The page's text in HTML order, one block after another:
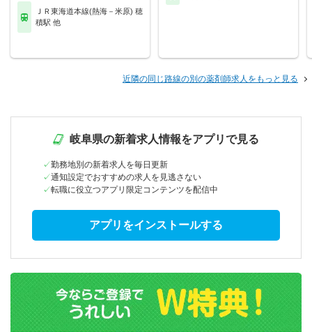
ＪＲ東海道本線(熱海－米原) 穂
積駅 他
近隣の同じ路線の別の薬剤師求人をもっと見る
岐阜県の新着求人情報をアプリで見る
勤務地別の新着求人を毎日更新
通知設定でおすすめの求人を見逃さない
転職に役立つアプリ限定コンテンツを配信中
アプリをインストールする